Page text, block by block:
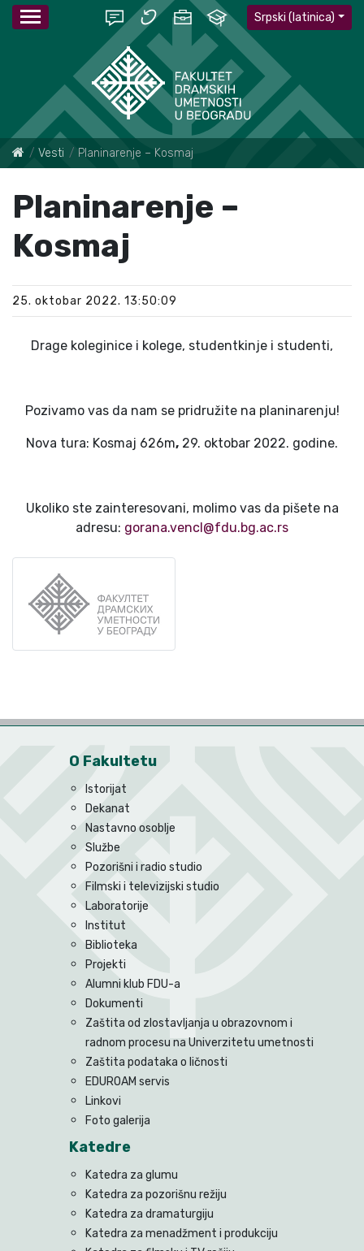
Srpski (latinica)
Vesti Planinarenje – Kosmaj
Planinarenje –
Kosmaj
25. oktobar 2022. 13:50:09
Drage koleginice i kolege, studentkinje i studenti,
Pozivamo vas da nam se pridružite na planinarenju!
Nova tura: Kosmaj 626m, 29. oktobar 2022. godine.
Ukoliko ste zainteresovani, molimo vas da pišete na
adresu: gorana.vencl@fdu.bg.ac.rs
O Fakultetu
Istorijat
Dekanat
Nastavno osoblje
Službe
Pozorišni i radio studio
Filmski i televizijski studio
Laboratorije
Institut
Biblioteka
Projekti
Alumni klub FDU-a
Dokumenti
Zaštita od zlostavljanja u obrazovnom i
radnom procesu na Univerzitetu umetnosti
Zaštita podataka o ličnosti
EDUROAM servis
Linkovi
Foto galerija
Katedre
Katedra za glumu
Katedra za pozorišnu režiju
Katedra za dramaturgiju
Katedra za menadžment i produkciju